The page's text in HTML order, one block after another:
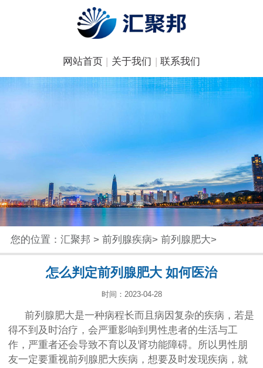
网站首页 关于我们 联系我们
您的位置： 汇聚邦 > 前列腺疾病> 前列腺肥大>
怎么判定前列腺肥大 如何医治
时间：2023-04-28
前列腺肥大是一种病程长而且病因复杂的疾病，若是
得不到及时治疗，会严重影响到男性患者的生活与工
作，严重者还会导致不育以及肾功能障碍。所以男性朋
友一定要重视前列腺肥大疾病，想要及时发现疾病，就